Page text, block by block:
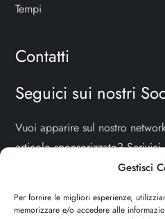
Gestisci
Per fornire le migliori esperienze,
memorizzare e/o accedere alle
Tempi
Contatti
Seguici sui nostri
Vuoi apparire sul nostro
articolo sponsorizzato?
TI ASPETTIAMO!
info e contatti: